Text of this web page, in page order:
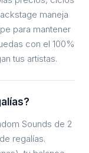
maneja
para mantener
con el 100%
tus artistas.
Sounds de 2
regalías.